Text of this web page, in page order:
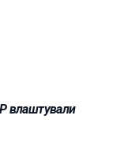
влаштували